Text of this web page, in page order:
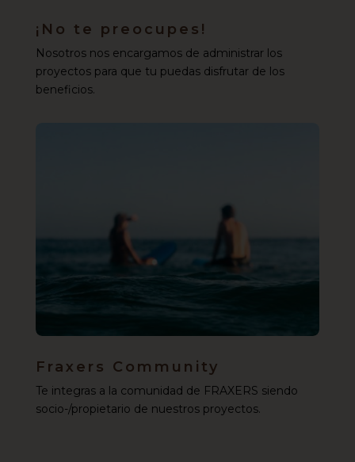
¡No te preocupes!
Nosotros nos encargamos de administrar los
proyectos para que tu puedas disfrutar de los
beneficios.
Fraxers Community
Te integras a la comunidad de FRAXERS siendo
socio-/propietario de nuestros proyectos.